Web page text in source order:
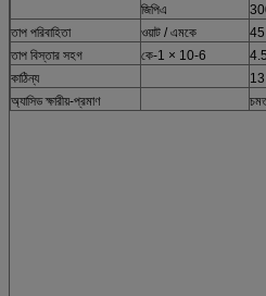
জিপিএ
তাপ পরিবাহিতা
ওয়াট / এমকে
তাপ বিস্তার সহগ
কে-1 × 10-6
4.5
কাঠিন্য
13
অ্যাসিড ক্ষারীয়-প্রমাণ